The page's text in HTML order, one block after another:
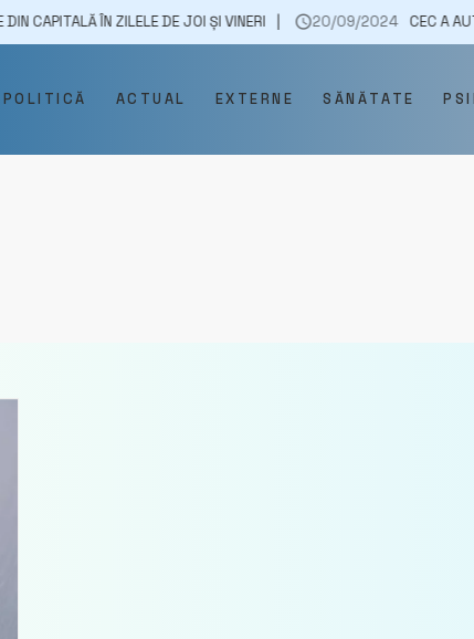
ÎN ZILELE DE JOI ȘI VINERI 20/09/2024 CEC A AUTORIZAT
POLITICĂ ACTUAL EXTERNE SĂNĂTATE